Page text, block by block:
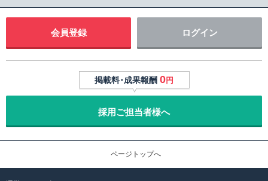
会員登録 ログイン
掲載料･成果報酬 0円
採用ご担当者様へ
ページトップへ